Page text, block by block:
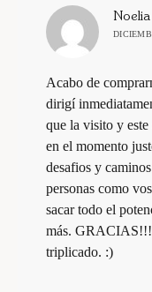
Acabo de
dirigí
que la visito y
en el momento
desafios y
personas como
sacar todo el
más.
triplicado. :)